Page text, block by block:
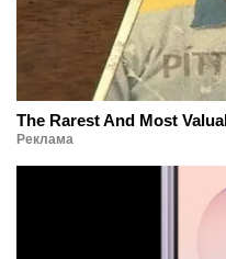
The Rarest And Most
Реклама